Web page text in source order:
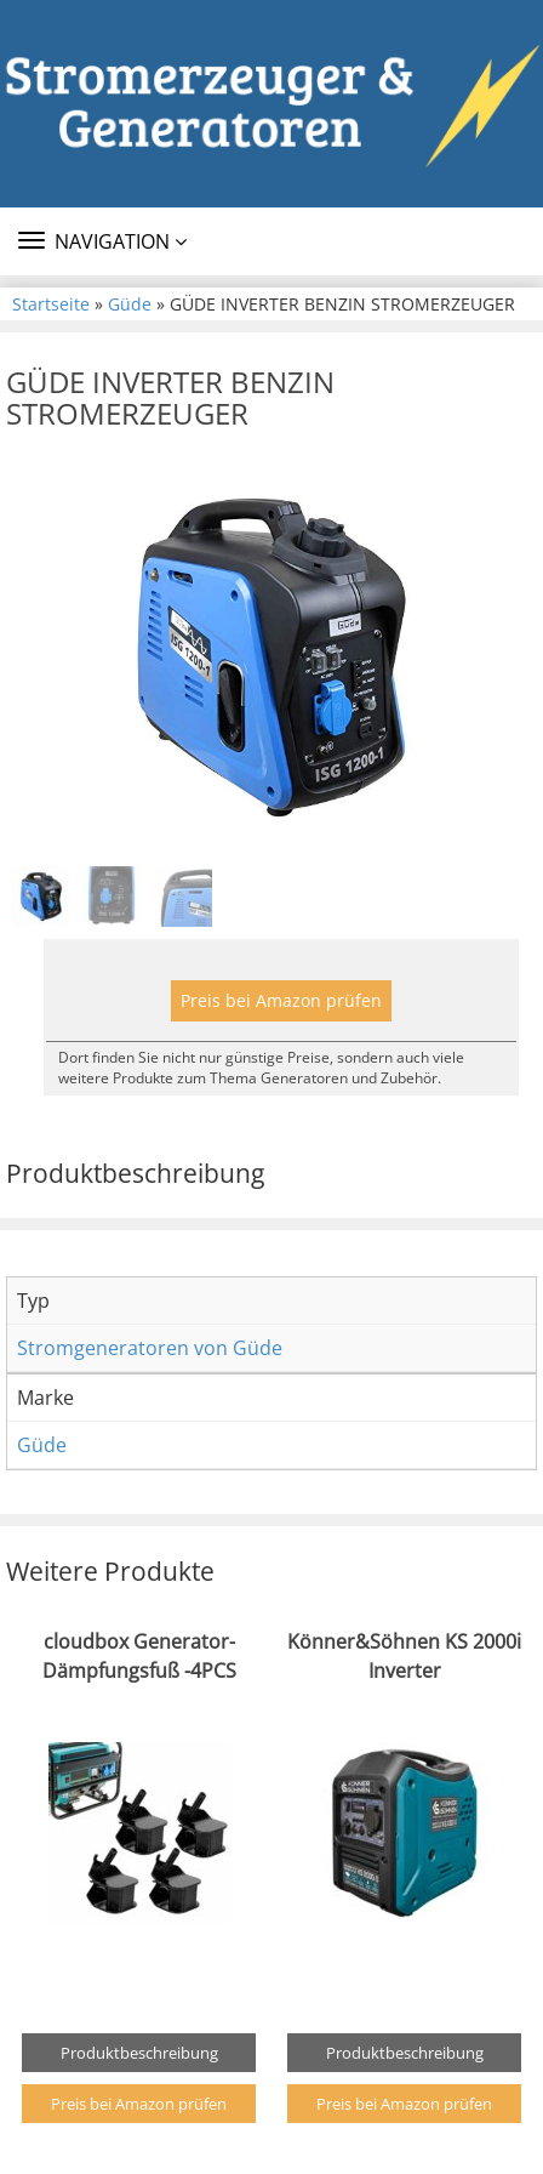
TOGGLE
NAVIGATION
Startseite » Güde » GÜDE INVERTER BENZIN STROMERZEUGER
GÜDE INVERTER BENZIN
STROMERZEUGER
Preis bei Amazon prüfen
Dort finden Sie nicht nur günstige Preise, sondern auch viele
weitere Produkte zum Thema Generatoren und Zubehör.
Produktbeschreibung
Typ
Stromgeneratoren von Güde
Marke
Güde
Weitere Produkte
cloudbox Generator-
Dämpfungsfuß -4PCS
Produktbeschreibung
Preis bei Amazon prüfen
Könner&Söhnen KS 2000i
Inverter
Produktbeschreibung
Preis bei Amazon prüfen